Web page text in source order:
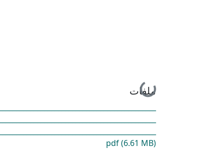
جاري التحميل...
ملفات
pdf(6.61 MB)